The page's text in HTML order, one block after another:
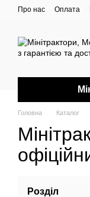
Перейти до
Про нас Оплата
Головна Каталог
Розділ